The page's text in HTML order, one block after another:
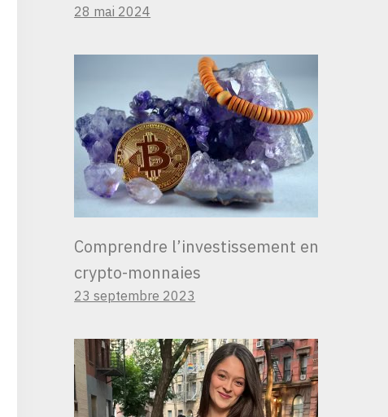
28 mai 2024
Comprendre l’investissement en
crypto-monnaies
23 septembre 2023